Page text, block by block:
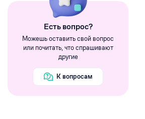
Eсть вопрос?
Можешь оставить свой вопрос
или почитать, что спрашивают
другие
К вопросам